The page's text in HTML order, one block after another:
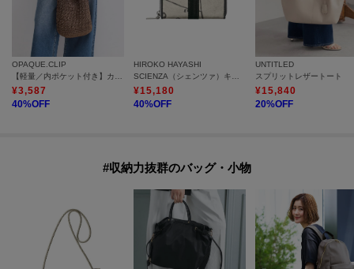
OPAQUE.CLIP
【軽量／内ポケット付き】カギ針ラメワンショルダーバッグ
¥3,587
40%OFF
HIROKO HAYASHI
SCIENZA（シェンツァ）キーケース
¥15,180
40%OFF
UNTITLED
スプリットレザートート
¥15,840
20%OFF
#収納力抜群のバッグ・小物